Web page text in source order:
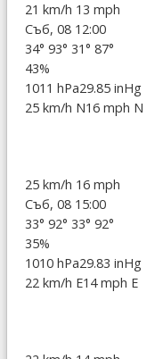
21 km/h 13 mph
Съб, 08 12:00
34° 93° 31° 87°
43%
1011 hPa29.85 inHg
25 km/h N16 mph N
25 km/h 16 mph
Съб, 08 15:00
33° 92° 33° 92°
35%
1010 hPa29.83 inHg
22 km/h E14 mph E